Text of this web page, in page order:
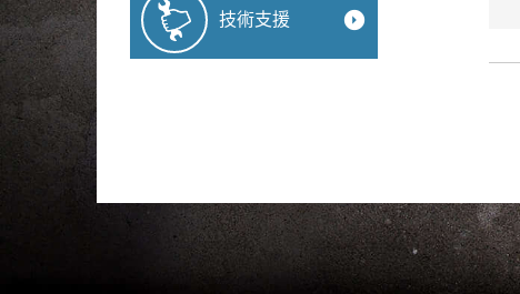
技術支援 arrow_drop_down_circle